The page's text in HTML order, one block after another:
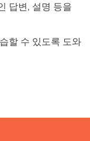
답변, 설명 등을
할 수 있도록 도와